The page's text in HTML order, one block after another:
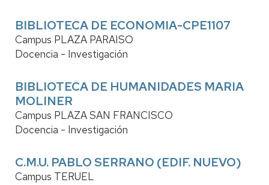
BIBLIOTECA DE ECONOMIA-CPE1107
Campus PLAZA PARAISO
Docencia - Investigación
BIBLIOTECA DE HUMANIDADES MARIA
MOLINER
Campus PLAZA SAN FRANCISCO
Docencia - Investigación
C.M.U. PABLO SERRANO (EDIF. NUEVO)
Campus TERUEL